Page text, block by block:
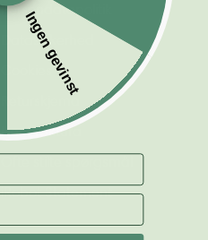
Persondatapolitik
Datasikkerhed
Returskjema
Hent faktura
iRobot Statement
Ingen gevinst